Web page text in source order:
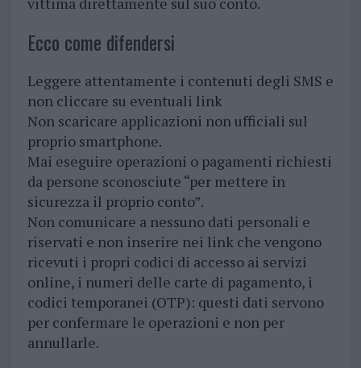
Ecco come difendersi
Leggere attentamente i contenuti degli SMS e
non cliccare su eventuali link
Non scaricare applicazioni non ufficiali sul
proprio smartphone.
Mai eseguire operazioni o pagamenti richiesti
da persone sconosciute “per mettere in
sicurezza il proprio conto”.
Non comunicare a nessuno dati personali e
riservati e non inserire nei link che vengono
ricevuti i propri codici di accesso ai servizi
online, i numeri delle carte di pagamento, i
codici temporanei (OTP): questi dati servono
per confermare le operazioni e non per
annullarle.